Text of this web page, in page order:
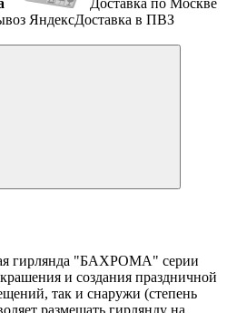
ЯндексДоставка в ПВЗ
гирлянда "БАХРОМА" серии
и создания праздничной
так и снаружи (степень
размещать гирлянду на